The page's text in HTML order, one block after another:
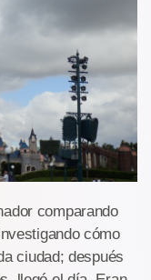
comparando
cómo
ciudad; después